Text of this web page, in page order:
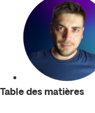
Table des matières